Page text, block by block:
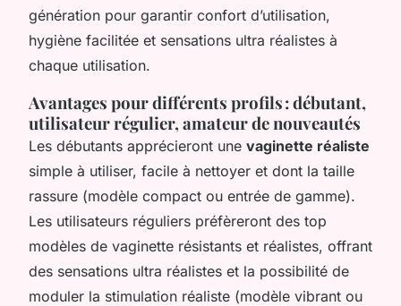
génération pour garantir confort d’utilisation,
hygiène facilitée et sensations ultra réalistes à
chaque utilisation.
Avantages pour différents profils : débutant,
utilisateur régulier, amateur de nouveautés
Les débutants apprécieront une vaginette réaliste
simple à utiliser, facile à nettoyer et dont la taille
rassure (modèle compact ou entrée de gamme).
Les utilisateurs réguliers préfèreront des top
modèles de vaginette résistants et réalistes, offrant
des sensations ultra réalistes et la possibilité de
moduler la stimulation réaliste (modèle vibrant ou